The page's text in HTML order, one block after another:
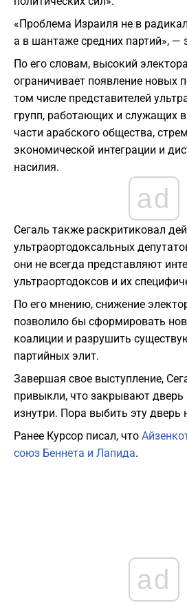
«Проблема Израиля не в
а в шантаже средних партий», —
По его словам, высокий
ограничивает появление новых
том числе представителей
групп, работающих и служащих
части арабского общества,
экономической интеграции и
насилия.
ad
Сегаль также раскритиковал
ультраортодоксальных
они не всегда представляют
ультраортодоксов и их
По его мнению, снижение
позволило бы сформировать
коалиции и разрушить
партийных элит.
Завершая свое выступление,
привыкли, что закрывают
изнутри. Пора выбить эту дверь
Ранее Курсор писал, что
союз Беннета и Лапида.
ad